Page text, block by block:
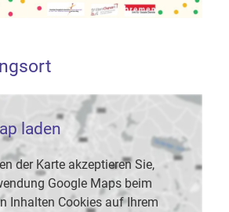
laden
der Karte akzeptieren Sie,
Google Maps beim
Inhalten Cookies auf Ihrem